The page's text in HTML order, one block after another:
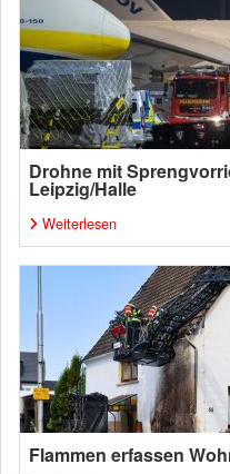
Drohne mit
Leipzig/Halle
Weiterlesen
Flammen erfassen